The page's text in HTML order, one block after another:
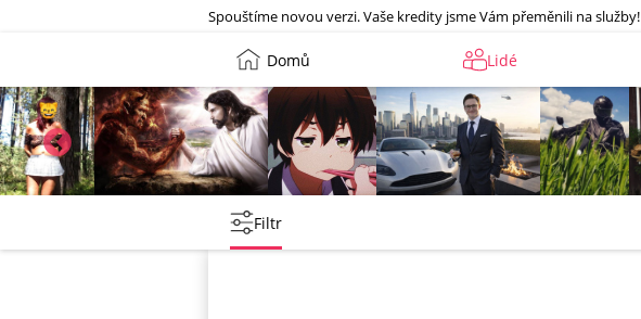
Spouštíme novou verzi. Vaše kredity jsme Vám přeměnili na služby!
Domů Lidé
Filtr